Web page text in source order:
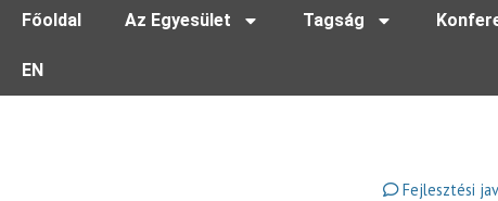
Főoldal Az Egyesület Tagság
EN
Fejlesztési